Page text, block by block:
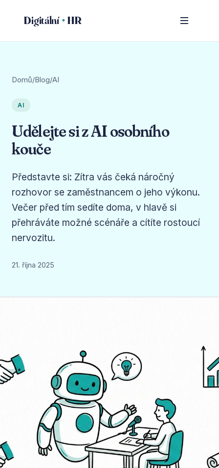
Digitální HR
Domů/Blog/AI
AI
Udělejte si z AI osobního
kouče
Představte si: Zítra vás čeká náročný
rozhovor se zaměstnancem o jeho výkonu.
Večer před tím sedíte doma, v hlavě si
přehráváte možné scénáře a cítíte rostoucí
nervozitu.
21. října 2025